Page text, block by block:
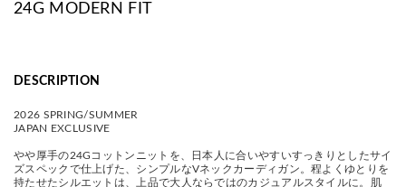
24G MODERN FIT
DESCRIPTION
2026 SPRING/SUMMER
JAPAN EXCLUSIVE
やや厚手の24Gコットンニットを、日本人に合いやすいすっきりとしたサイ
ズスペックで仕上げた、シンプルなVネックカーディガン。程よくゆとりを
持たせたシルエットは、上品で大人ならではのカジュアルスタイルに。肌